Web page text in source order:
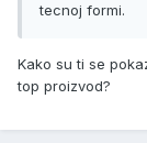
tecnoj formi.
Kako su ti se
top proizvod?